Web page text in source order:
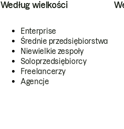
Według wielkości
Enterprise
Średnie przedsiębiorstwa
Niewielkie zespoły
Soloprzedsiębiorcy
Freelancerzy
Agencje